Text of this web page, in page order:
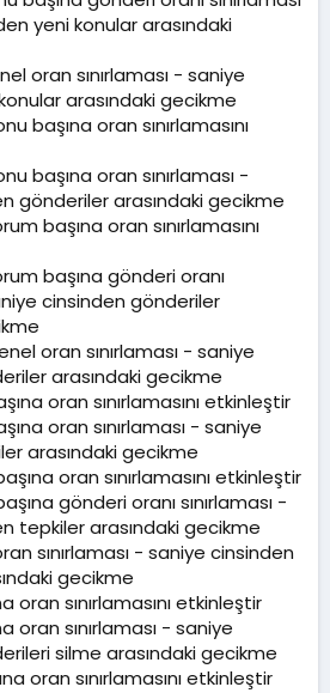
yeni konular arasındaki
oran sınırlaması - saniye
arasındaki gecikme
başına oran sınırlamasını
başına oran sınırlaması -
gönderiler arasındaki gecikme
başına oran sınırlamasını
başına gönderi oranı
cinsinden gönderiler
oran sınırlaması - saniye
arasındaki gecikme
oran sınırlamasını etkinleştir
oran sınırlaması - saniye
arasındaki gecikme
oran sınırlamasını etkinleştir
gönderi oranı sınırlaması -
tepkiler arasındaki gecikme
sınırlaması - saniye cinsinden
gecikme
oran sınırlamasını etkinleştir
oran sınırlaması - saniye
silme arasındaki gecikme
oran sınırlamasını etkinleştir